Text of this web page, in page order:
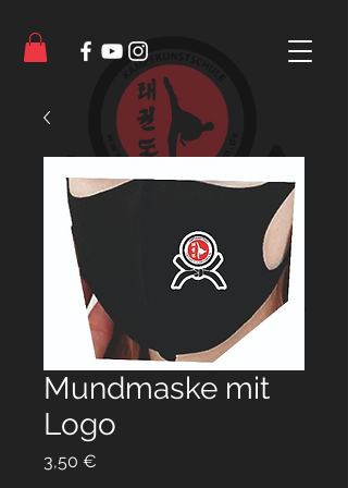
Mundmaske mit
Logo
3,50 €